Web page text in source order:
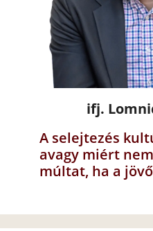
ifj.
A selejtezés
avagy miért
múltat, ha a